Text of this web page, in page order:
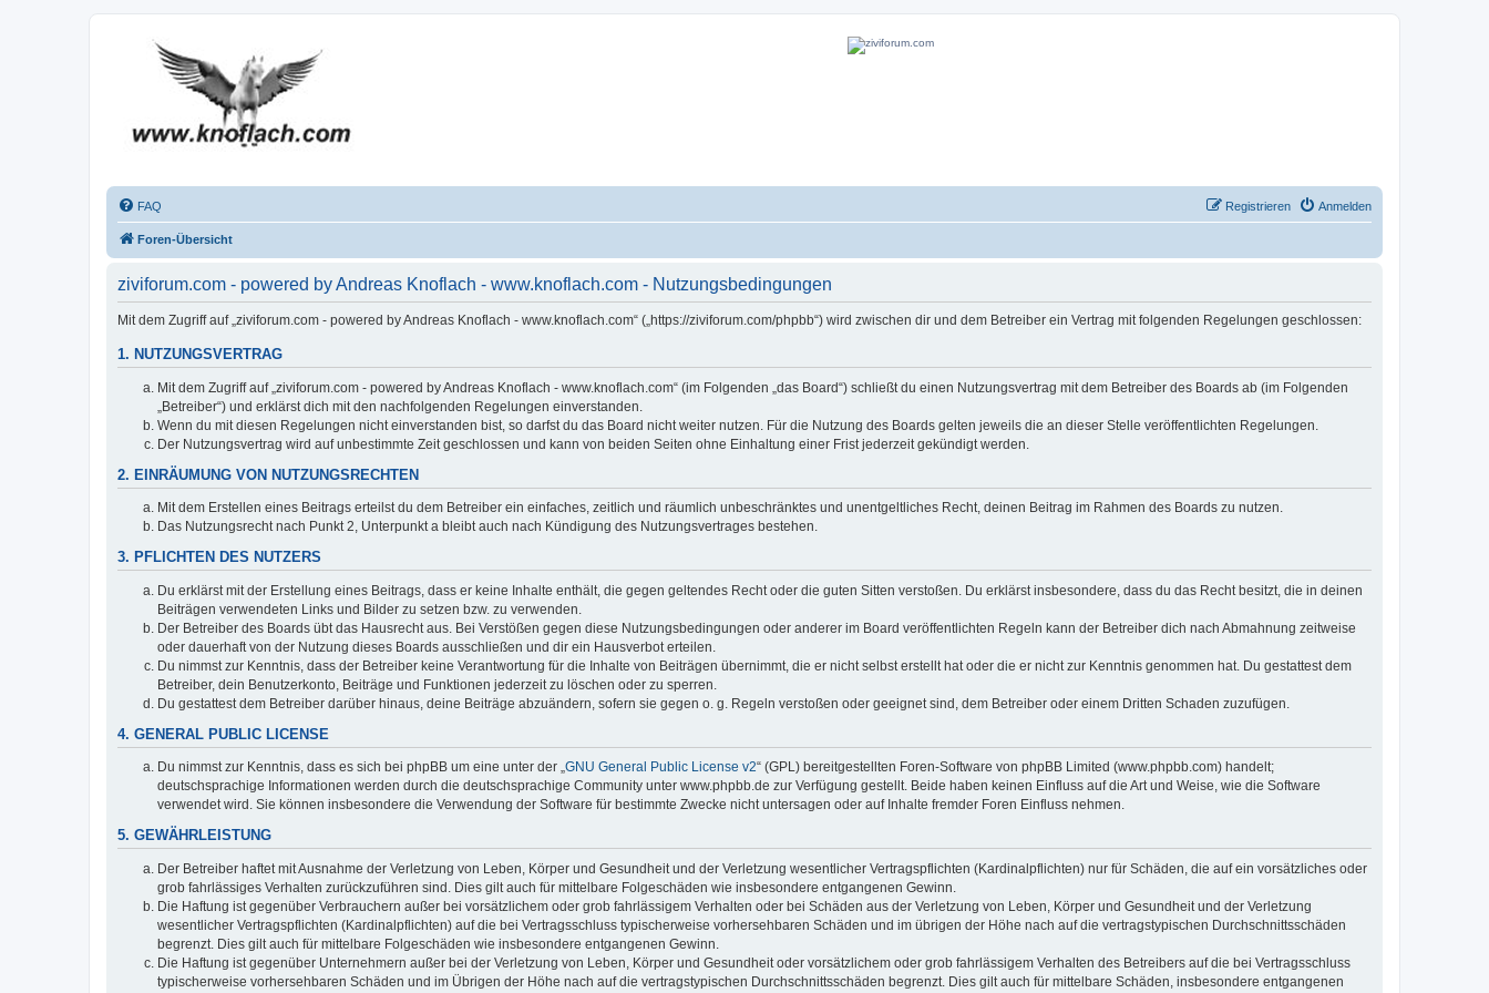
FAQ Anmelden
Registrieren
Foren-Übersicht
ziviforum.com - powered by Andreas Knoflach - www.knoflach.com - Nutzungsbedingungen
Mit dem Zugriff auf „ziviforum.com - powered by Andreas Knoflach - www.knoflach.com“ („https://ziviforum.com/phpbb“) wird zwischen dir und dem Betreiber ein Vertrag mit folgenden Regelungen geschlossen:
1. NUTZUNGSVERTRAG
Mit dem Zugriff auf „ziviforum.com - powered by Andreas Knoflach - www.knoflach.com“ (im Folgenden „das Board“) schließt du einen Nutzungsvertrag mit dem Betreiber des Boards ab (im Folgenden
„Betreiber“) und erklärst dich mit den nachfolgenden Regelungen einverstanden.
Wenn du mit diesen Regelungen nicht einverstanden bist, so darfst du das Board nicht weiter nutzen. Für die Nutzung des Boards gelten jeweils die an dieser Stelle veröffentlichten Regelungen.
Der Nutzungsvertrag wird auf unbestimmte Zeit geschlossen und kann von beiden Seiten ohne Einhaltung einer Frist jederzeit gekündigt werden.
2. EINRÄUMUNG VON NUTZUNGSRECHTEN
Mit dem Erstellen eines Beitrags erteilst du dem Betreiber ein einfaches, zeitlich und räumlich unbeschränktes und unentgeltliches Recht, deinen Beitrag im Rahmen des Boards zu nutzen.
Das Nutzungsrecht nach Punkt 2, Unterpunkt a bleibt auch nach Kündigung des Nutzungsvertrages bestehen.
3. PFLICHTEN DES NUTZERS
Du erklärst mit der Erstellung eines Beitrags, dass er keine Inhalte enthält, die gegen geltendes Recht oder die guten Sitten verstoßen. Du erklärst insbesondere, dass du das Recht besitzt, die in deinen
Beiträgen verwendeten Links und Bilder zu setzen bzw. zu verwenden.
Der Betreiber des Boards übt das Hausrecht aus. Bei Verstößen gegen diese Nutzungsbedingungen oder anderer im Board veröffentlichten Regeln kann der Betreiber dich nach Abmahnung zeitweise
oder dauerhaft von der Nutzung dieses Boards ausschließen und dir ein Hausverbot erteilen.
Du nimmst zur Kenntnis, dass der Betreiber keine Verantwortung für die Inhalte von Beiträgen übernimmt, die er nicht selbst erstellt hat oder die er nicht zur Kenntnis genommen hat. Du gestattest dem
Betreiber, dein Benutzerkonto, Beiträge und Funktionen jederzeit zu löschen oder zu sperren.
Du gestattest dem Betreiber darüber hinaus, deine Beiträge abzuändern, sofern sie gegen o. g. Regeln verstoßen oder geeignet sind, dem Betreiber oder einem Dritten Schaden zuzufügen.
4. GENERAL PUBLIC LICENSE
Du nimmst zur Kenntnis, dass es sich bei phpBB um eine unter der „GNU General Public License v2“ (GPL) bereitgestellten Foren-Software von phpBB Limited (www.phpbb.com) handelt;
deutschsprachige Informationen werden durch die deutschsprachige Community unter www.phpbb.de zur Verfügung gestellt. Beide haben keinen Einfluss auf die Art und Weise, wie die Software
verwendet wird. Sie können insbesondere die Verwendung der Software für bestimmte Zwecke nicht untersagen oder auf Inhalte fremder Foren Einfluss nehmen.
5. GEWÄHRLEISTUNG
Der Betreiber haftet mit Ausnahme der Verletzung von Leben, Körper und Gesundheit und der Verletzung wesentlicher Vertragspflichten (Kardinalpflichten) nur für Schäden, die auf ein vorsätzliches oder
grob fahrlässiges Verhalten zurückzuführen sind. Dies gilt auch für mittelbare Folgeschäden wie insbesondere entgangenen Gewinn.
Die Haftung ist gegenüber Verbrauchern außer bei vorsätzlichem oder grob fahrlässigem Verhalten oder bei Schäden aus der Verletzung von Leben, Körper und Gesundheit und der Verletzung
wesentlicher Vertragspflichten (Kardinalpflichten) auf die bei Vertragsschluss typischerweise vorhersehbaren Schäden und im übrigen der Höhe nach auf die vertragstypischen Durchschnittsschäden
begrenzt. Dies gilt auch für mittelbare Folgeschäden wie insbesondere entgangenen Gewinn.
Die Haftung ist gegenüber Unternehmern außer bei der Verletzung von Leben, Körper und Gesundheit oder vorsätzlichem oder grob fahrlässigem Verhalten des Betreibers auf die bei Vertragsschluss
typischerweise vorhersehbaren Schäden und im Übrigen der Höhe nach auf die vertragstypischen Durchschnittsschäden begrenzt. Dies gilt auch für mittelbare Schäden, insbesondere entgangenen